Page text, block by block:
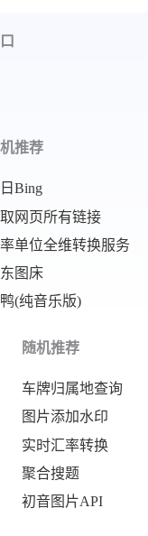
推荐
Bing
网页所有链接
单位全维转换服务
图床
(纯音乐版)
随机推荐
车牌归属地查询
图片添加水印
实时汇率转换
聚合搜题
初音图片API